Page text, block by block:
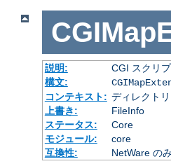
説明:
CGI スクリ
構文:
コンテキスト: ディレクト
上書き:
FileInfo
ステータス:
Core
モジュール:
core
互換性:
NetWare の